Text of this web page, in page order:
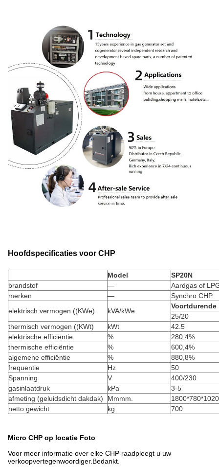
Hoofdspecificaties voor CHP
Model
SP20N
brandstof
—
Aardgas of
merken
—
Synchro CHP
elektrisch vermogen ((KWe)
kVA/kWe
Voortdurende
25/20
thermisch vermogen ((KWt)
kWt
42.5
elektrische efficiëntie
%
280,4%
thermische efficiëntie
%
600,4%
algemene efficiëntie
%
880,8%
frequentie
Hz
50
Spanning
V
400/230
gasinlaatdruk
kPa
3-5
afmeting (geluidsdicht dakdak)
Mmmm.
1800*780*1020
netto gewicht
kg 700
Micro CHP op locatie Foto
Voor meer informatie over elke CHP raadpleegt u uw
verkoopvertegenwoordiger.Bedankt.